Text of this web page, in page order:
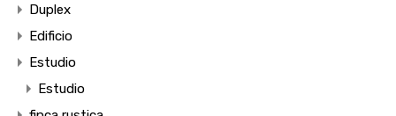
Duplex
Edificio
Estudio
Estudio